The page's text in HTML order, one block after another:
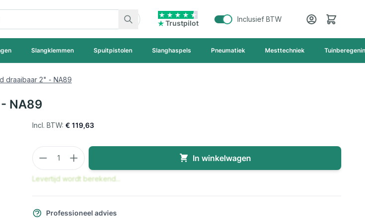
Trustpilot
Inclusief BTW Cart
Slangklemmen Spuitpistolen Slanghaspels Pneumatiek Mesttechniek
draaibaar 2" - NA89
NA89
€ 119,63
Aantal
In winkelwagen
Levertijd wordt berekend...
Professioneel advies